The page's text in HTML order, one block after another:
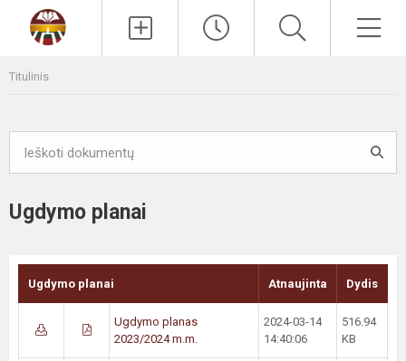
Titulinis
Ugdymo planai
Ugdymo planai Atnaujinta Dydis
Ugdymo planas
2023/2024 m.m.
2024-03-14
14:40:06
516.94
KB